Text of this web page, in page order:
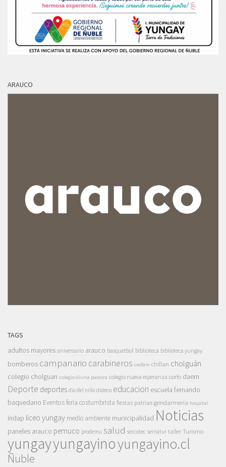
ARAUCO
TAGS
adultos mayores aniversario arauco basquetbol biblioteca biblioteca yungay
bomberos campanario carabineros cesfam chillan cholguán
colegio cholguan colegio divina pastora colegio nueva esperanza corfo daem
Deporte deportes dia del niño dideco educacion escuela fernando
baquedano Eventosferia costumbrista fiestas patrias gendarmeria hospital
indap liceo yungay medio ambiente municipalidad Noticias
paneles arauco pemuco prodemu salud sercotec sernatur taller Turismo
yungayyungayinoyungayino.cl
Ñuble